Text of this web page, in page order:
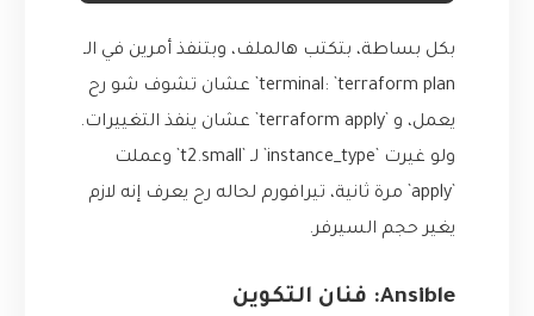
بكل بساطة، بتكتب هالملف، وبتنفذ أمرين في الـ
terminal: `terraform plan` عشان تشوف شو رح
يعمل، و `terraform apply` عشان ينفذ التغييرات.
ولو غيرت `instance_type` لـ `t2.small` وعملت
`apply` مرة ثانية، تيرافورم لحاله رح يعرف إنه لازم
يغير حجم السيرفر.
Ansible: فنان التكوين